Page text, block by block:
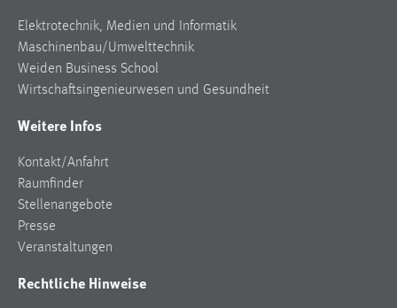
Elektrotechnik, Medien und Informatik
Maschinenbau/Umwelttechnik
Weiden Business School
Wirtschaftsingenieurwesen und Gesundheit
Weitere Infos
Kontakt/Anfahrt
Raumfinder
Stellenangebote
Presse
Veranstaltungen
Rechtliche Hinweise